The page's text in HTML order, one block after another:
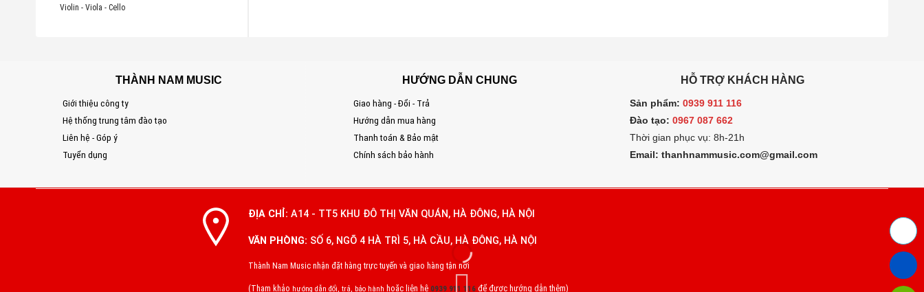
Violin - Viola - Cello
THÀNH NAM MUSIC
Giới thiệu công ty
Hệ thống trung tâm đào tạo
Liên hệ - Góp ý
Tuyển dụng
HƯỚNG DẪN CHUNG
Giao hàng - Đổi - Trả
Hướng dẫn mua hàng
Thanh toán & Bảo mật
Chính sách bảo hành
HỖ TRỢ KHÁCH HÀNG
Sản phẩm: 0939 911 116
Đào tạo: 0967 087 662
Thời gian phục vụ: 8h-21h
Email: thanhnammusic.com@gmail.com
ĐỊA CHỈ:A14 - TT5 KHU ĐÔ THỊ VĂN QUÁN, HÀ ĐÔNG, HÀ NỘI
VĂN PHÒNG: SỐ 6, NGÕ 4 HÀ TRÌ 5, HÀ CẦU, HÀ ĐÔNG, HÀ NỘI
Thành Nam Music nhận đặt hàng trực tuyến và giao hàng tận nơi
(Tham khảo hướng dẫn đổi, trả, bảo hành hoặc liên hệ 0939 911 116 để được hướng dẫn thêm)